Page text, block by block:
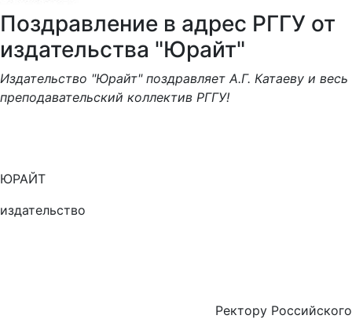
Поздравление в адрес РГГУ от
издательства "Юрайт"
Издательство "Юрайт" поздравляет А.Г. Катаеву и весь
преподавательский коллектив РГГУ!
ЮРАЙТ
издательство
Ректору Российского